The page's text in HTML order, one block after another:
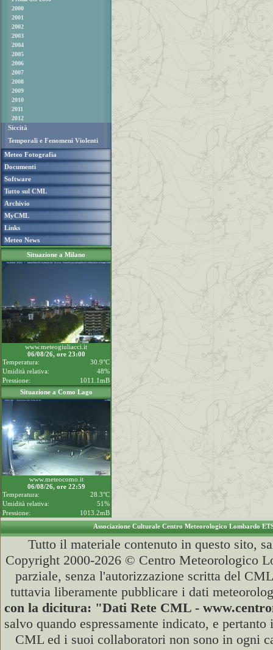
2000
2001
2002
2003
2004
2005
2006
2007
2008
2009
2010
2011
2012
Siccità
Temporali e Fenomeni Violenti
Meteo Fotografia
Documenti
Software
Tutto sul CML
Archivio
MyCML
Links
Meteo News
Situazione a Milano
www.meteogiuliacci.it
06/08/26, ore 23:00
Temperatura:
30.9°C
Umidità relativa:
48%
Pressione:
1011.1mB
Situazione a Como Lago
www.meteocomo.it
06/08/26, ore 22:59
Temperatura:
28.3°C
Umidità relativa:
51%
Pressione:
1013.2mB
Associazione Culturale Centro Meteorologico Lombardo
Tutto il materiale contenuto in questo sito,
Copyright 2000-2026 © Centro Meteorologico
parziale, senza l'autorizzazione scritta del
tuttavia liberamente pubblicare i dati
con la dicitura: "Dati Rete CML -
salvo quando espressamente indicato, e
CML ed i suoi collaboratori non sono in ogni